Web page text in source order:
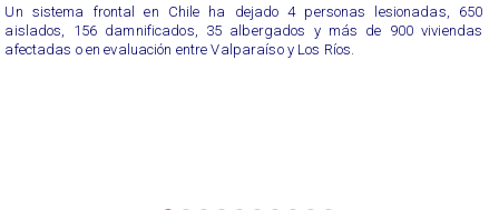
Un sistema frontal en Chile ha dejado 4 personas lesionadas, 650
aislados, 156 damnificados, 35 albergados y más de 900 viviendas
afectadas o en evaluación entre Valparaíso y Los Ríos.